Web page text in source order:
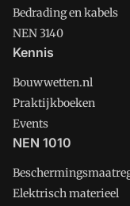
Bedrading en kabels
NEN 3140
Kennis
Bouwwetten.nl
Praktijkboeken
Events
NEN 1010
Elektrisch materieel